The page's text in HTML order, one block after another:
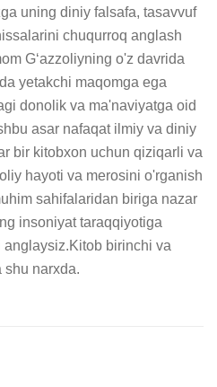
uning diniy falsafa, tasavvuf
chuqurroq anglash
Gʻazzoliyning o'z davrida
yetakchi maqomga ega
donolik va ma'naviyatga oid
asar nafaqat ilmiy va diniy
bir kitobxon uchun qiziqarli va
hayoti va merosini o'rganish
sahifalaridan biriga nazar
insoniyat taraqqiyotiga
birinchi va
shu narxda.